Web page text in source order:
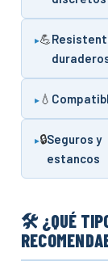
💪
💧
🔒Seguros y
estancos
🛠 ¿QUÉ